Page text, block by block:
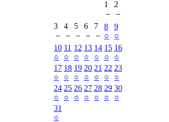
1
－
2
－
3
－
4
－
5
－
6
－
7
－
8
○
9
○
10
○
11
○
12
○
13
○
14
○
15
○
16
○
17
○
18
○
19
○
20
○
21
○
22
○
23
○
24
○
25
○
26
○
27
○
28
○
29
○
30
○
31
○